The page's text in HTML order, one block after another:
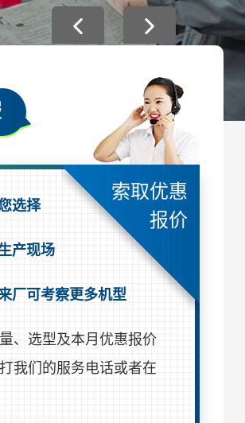
选择
产现场
厂可考察更多机型
、选型及本月优惠报价
我们的服务电话或者在
索取优惠
报价